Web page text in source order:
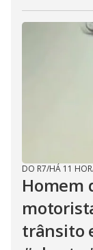
DO R7/HÁ 11
Homem
trânsito